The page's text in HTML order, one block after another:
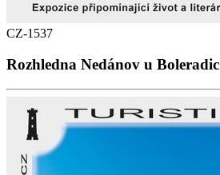
CZ-1537
Rozhledna Nedánov u Boleradic